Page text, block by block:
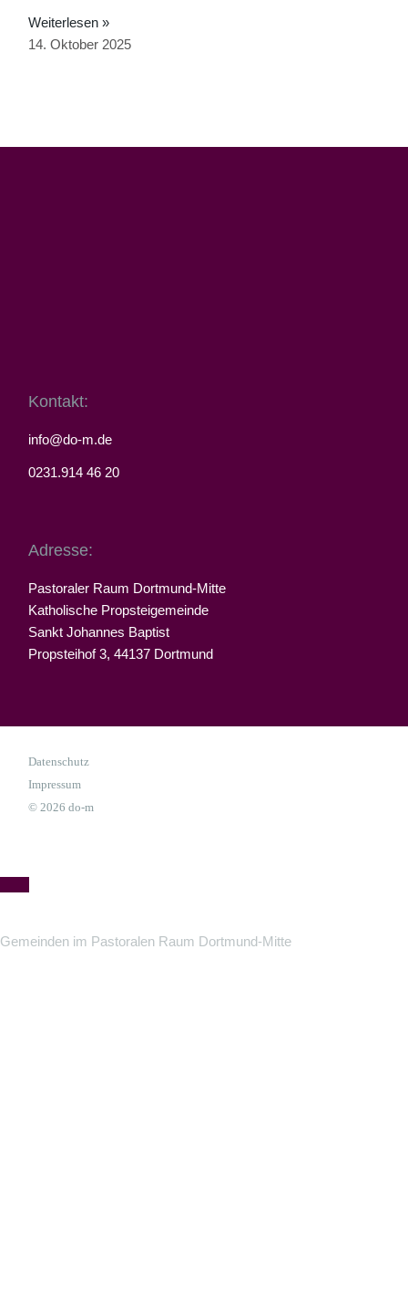
Weiterlesen »
14. Oktober 2025
Kontakt:
info@do-m.de
0231.914 46 20
Adresse:
Pastoraler Raum Dortmund-Mitte
Katholische Propsteigemeinde
Sankt Johannes Baptist
Propsteihof 3, 44137 Dortmund
Datenschutz
Impressum
© 2026 do-m
Gemeinden im Pastoralen Raum Dortmund-Mitte